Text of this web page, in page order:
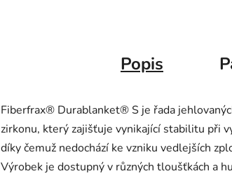
Popis
Fiberfrax® Durablanket® S je řada
zirkonu, který zajišťuje vynikající stabilitu při
díky čemuž nedochází ke vzniku vedlejších
Výrobek je dostupný v různých tloušťkách a